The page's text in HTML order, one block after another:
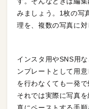
みましょう。1枚の写
理を、複数の写真に対
インスタ用やSNS用
ンプレートとして用
を行わなくても一発
それでは実際に写真